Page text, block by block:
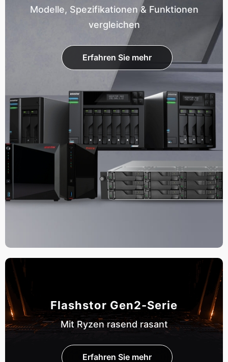
Modelle, Spezifikationen & Funktionen
vergleichen
Erfahren Sie mehr
Flashstor Gen2-Serie
Mit Ryzen rasend rasant
Erfahren Sie mehr